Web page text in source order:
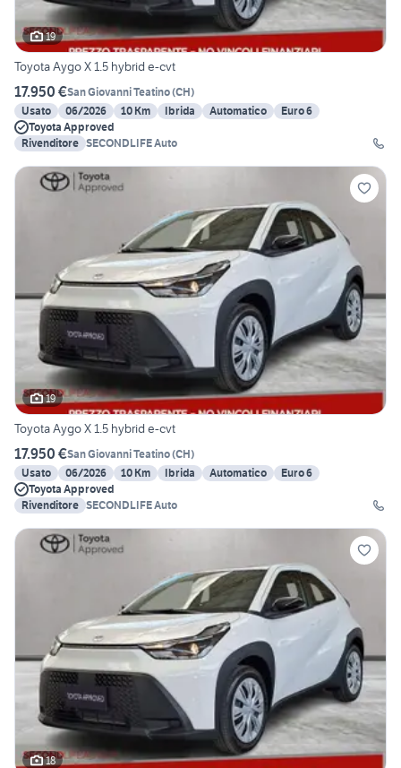
19
Toyota Aygo X 1.5 hybrid e-cvt
17.950 €San Giovanni Teatino(CH)
Usato
06/2026 10 Km Ibrida Automatico
Euro 6
Toyota Approved
Rivenditore SECONDLIFE Auto
19
Toyota Aygo X 1.5 hybrid e-cvt
17.950 €San Giovanni Teatino(CH)
Usato
06/2026 10 Km Ibrida Automatico
Euro 6
Toyota Approved
Rivenditore SECONDLIFE Auto
18